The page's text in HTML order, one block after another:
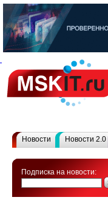
Новости Новости 2.0
Подписка на новости: